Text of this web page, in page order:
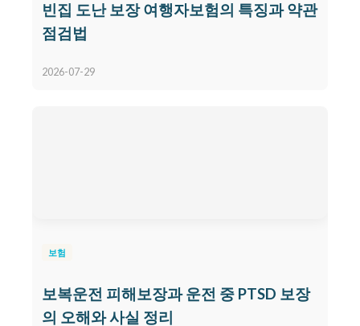
빈집 도난 보장 여행자보험의 특징과 약관
점검법
2026-07-29
보험
보복운전 피해보장과 운전 중 PTSD 보장
의 오해와 사실 정리